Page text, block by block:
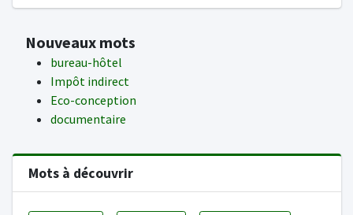
Nouveaux mots
bureau-hôtel
Impôt indirect
Eco-conception
documentaire
Mots à découvrir